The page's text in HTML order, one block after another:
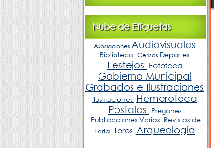
Nube de Etiquetas
Asosiaciones Audiovisuales
Biblioteca Censos Deportes
Festejos Fototeca
Gobierno Municipal
Grabados e Ilustraciones
Ilustraciones Hemeroteca
Postales
Pregones
Publicaciones Varias Revistas de
Feria Toros Arqueología